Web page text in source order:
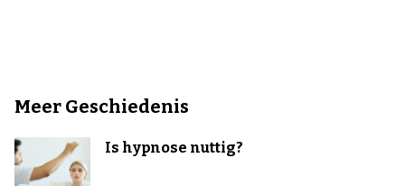
Meer Geschiedenis
Is hypnose nuttig?